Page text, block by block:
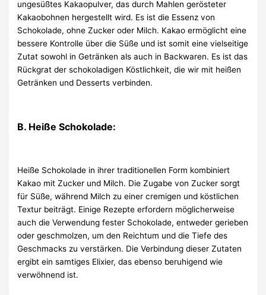
ungesüßtes Kakaopulver, das durch Mahlen gerösteter
Kakaobohnen hergestellt wird. Es ist die Essenz von
Schokolade, ohne Zucker oder Milch. Kakao ermöglicht eine
bessere Kontrolle über die Süße und ist somit eine vielseitige
Zutat sowohl in Getränken als auch in Backwaren. Es ist das
Rückgrat der schokoladigen Köstlichkeit, die wir mit heißen
Getränken und Desserts verbinden.
B. Heiße Schokolade:
Heiße Schokolade in ihrer traditionellen Form kombiniert
Kakao mit Zucker und Milch. Die Zugabe von Zucker sorgt
für Süße, während Milch zu einer cremigen und köstlichen
Textur beiträgt. Einige Rezepte erfordern möglicherweise
auch die Verwendung fester Schokolade, entweder gerieben
oder geschmolzen, um den Reichtum und die Tiefe des
Geschmacks zu verstärken. Die Verbindung dieser Zutaten
ergibt ein samtiges Elixier, das ebenso beruhigend wie
verwöhnend ist.